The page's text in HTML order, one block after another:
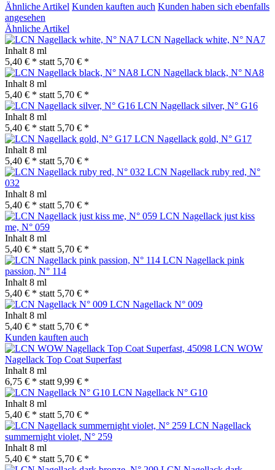
Ähnliche Artikel Kunden kauften auch Kunden haben sich ebenfalls
angesehen
Ähnliche Artikel
LCN Nagellack white, N° NA7
Inhalt 8 ml
5,40 € * statt 5,70 € *
LCN Nagellack black, N° NA8
Inhalt 8 ml
5,40 € * statt 5,70 € *
LCN Nagellack silver, N° G16
Inhalt 8 ml
5,40 € * statt 5,70 € *
LCN Nagellack gold, N° G17
Inhalt 8 ml
5,40 € * statt 5,70 € *
LCN Nagellack ruby red, N°
032
Inhalt 8 ml
5,40 € * statt 5,70 € *
LCN Nagellack just kiss
me, N° 059
Inhalt 8 ml
5,40 € * statt 5,70 € *
LCN Nagellack pink
passion, N° 114
Inhalt 8 ml
5,40 € * statt 5,70 € *
LCN Nagellack N° 009
Inhalt 8 ml
5,40 € * statt 5,70 € *
Kunden kauften auch
LCN WOW
Nagellack Top Coat Superfast
Inhalt 8 ml
6,75 € * statt 9,99 € *
LCN Nagellack N° G10
Inhalt 8 ml
5,40 € * statt 5,70 € *
LCN Nagellack
summernight violet, N° 259
Inhalt 8 ml
5,40 € * statt 5,70 € *